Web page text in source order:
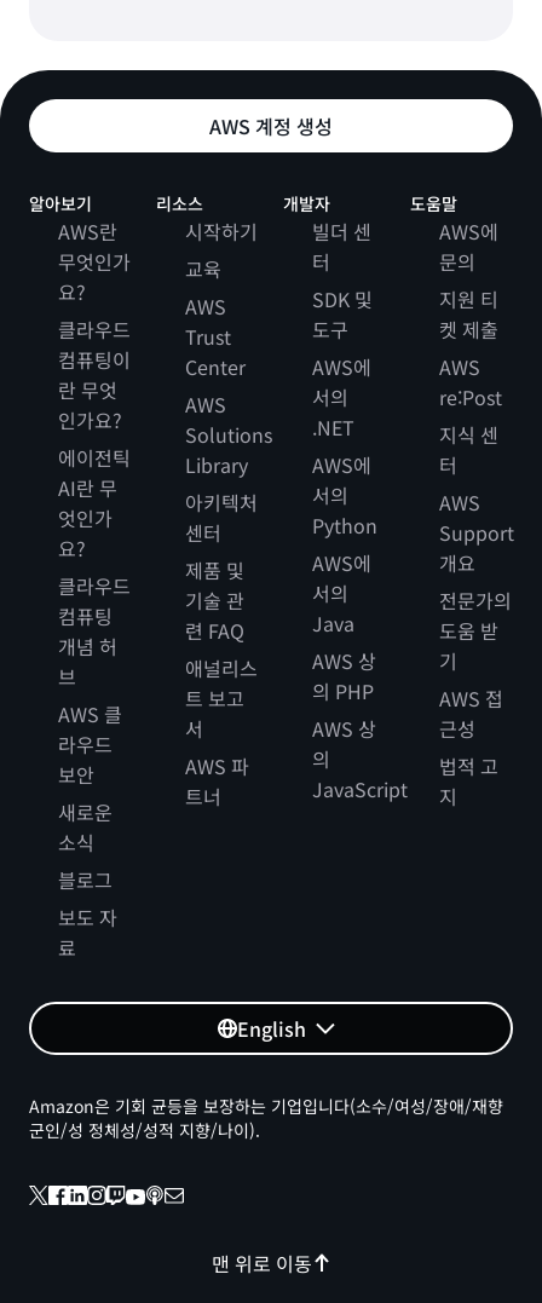
AWS 계정 생성
알아보기
AWS란
무엇인가
요?
클라우드
컴퓨팅이
란 무엇
인가요?
에이전틱
AI란 무
엇인가
요?
클라우드
컴퓨팅
개념 허
브
AWS 클
라우드
보안
새로운
소식
블로그
보도 자
료
리소스
시작하기
교육
AWS
Trust
Center
AWS
Solutions
Library
아키텍처
센터
제품 및
기술 관
련 FAQ
애널리스
트 보고
서
AWS 파
트너
개발자
빌더 센
터
SDK 및
도구
AWS에
서의
.NET
AWS에
서의
Python
AWS에
서의
Java
AWS 상
의 PHP
AWS 상
의
JavaScript
도움말
AWS에
문의
지원 티
켓 제출
AWS
re:Post
지식 센
터
AWS
Support
개요
전문가의
도움 받
기
AWS 접
근성
법적 고
지
English
맨 위로 이동
Amazon은 기회 균등을 보장하는 기업입니다(소수/여성/장애/재향
군인/성 정체성/성적 지향/나이).